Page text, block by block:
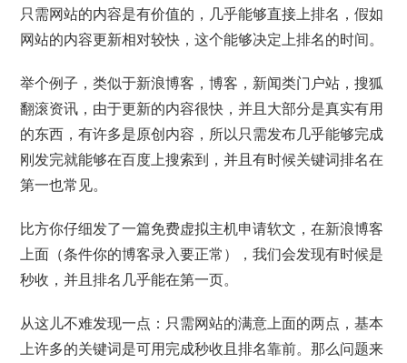
只需网站的内容是有价值的，几乎能够直接上排名，假如
网站的内容更新相对较快，这个能够决定上排名的时间。
举个例子，类似于新浪博客，博客，新闻类门户站，搜狐
翻滚资讯，由于更新的内容很快，并且大部分是真实有用
的东西，有许多是原创内容，所以只需发布几乎能够完成
刚发完就能够在百度上搜索到，并且有时候关键词排名在
第一也常见。
比方你仔细发了一篇免费虚拟主机申请软文，在新浪博客
上面（条件你的博客录入要正常），我们会发现有时候是
秒收，并且排名几乎能在第一页。
从这儿不难发现一点：只需网站的满意上面的两点，基本
上许多的关键词是可用完成秒收且排名靠前。那么问题来